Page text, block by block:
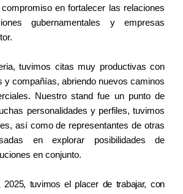
en fortalecer las relaciones
gubernamentales y empresas
tuvimos citas muy productivas con
y compañías, abriendo nuevos caminos
Nuestro stand fue un punto de
personalidades y perfiles, tuvimos
así como de representantes de otras
en explorar posibilidades de
en conjunto.
2025, tuvimos el placer de trabajar, con